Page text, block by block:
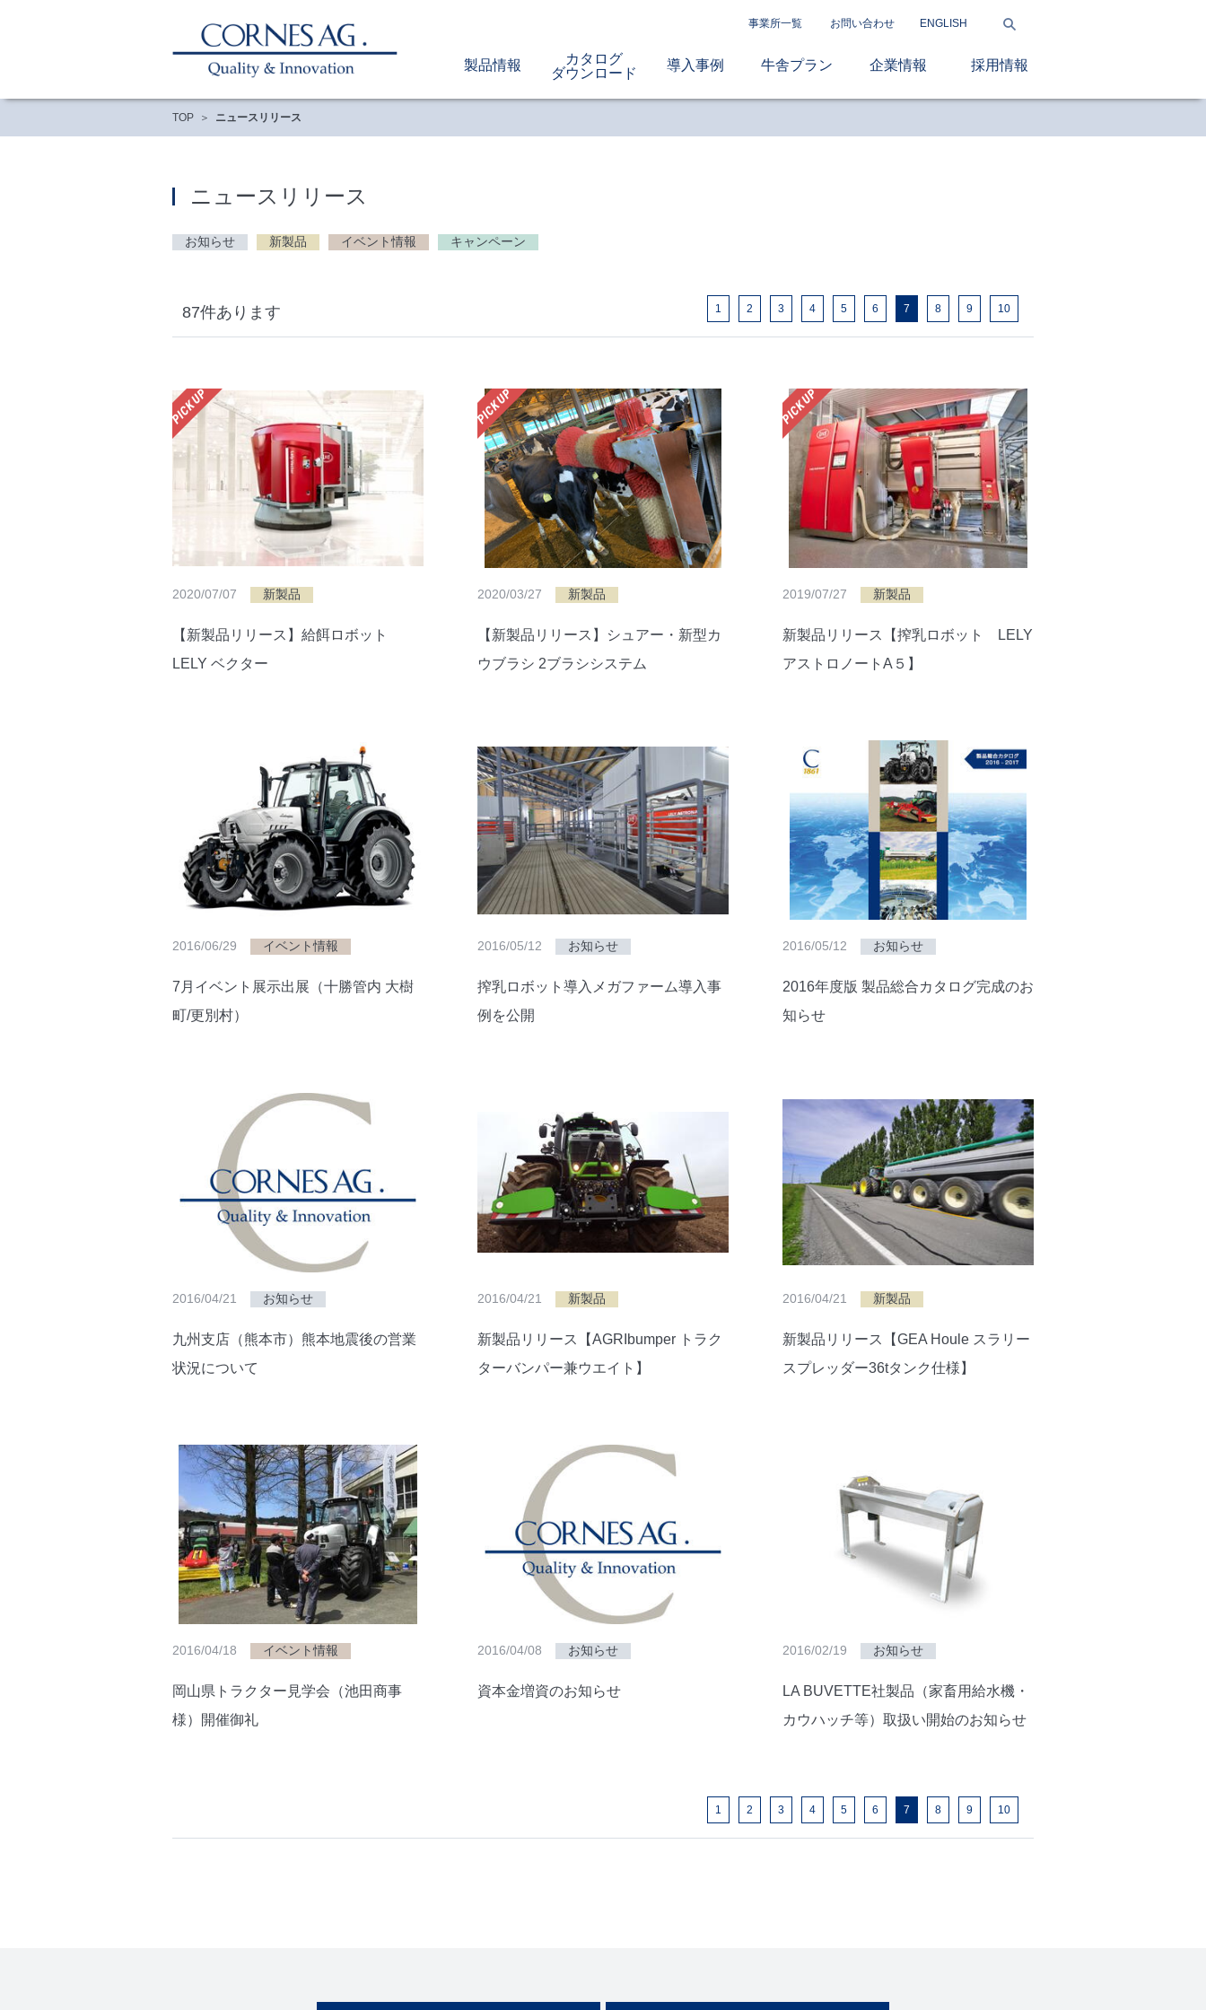
製品情報
カタログ
ダウンロード
導入事例 牛舎プラン 企業情報 採用情報
事業所一覧 お問い合わせ ENGLISH
TOP ニュースリリース
ニュースリリース
お知らせ 新製品 イベント情報 キャンペーン
87件あります 1 2 3 4 5 6 7 8 9 10
2020/07/07 新製品
【新製品リリース】給餌ロボット
LELY ベクター
2020/03/27 新製品
【新製品リリース】シュアー・新型カ
ウブラシ 2ブラシシステム
2019/07/27 新製品
新製品リリース【搾乳ロボット LELY
アストロノートA５】
2016/06/29 イベント情報
7月イベント展示出展（十勝管内 大樹
町/更別村）
2016/05/12 お知らせ
搾乳ロボット導入メガファーム導入事
例を公開
2016/05/12 お知らせ
2016年度版 製品総合カタログ完成のお
知らせ
2016/04/21 お知らせ
九州支店（熊本市）熊本地震後の営業
状況について
2016/04/21 新製品
新製品リリース【AGRIbumper トラク
ターバンパー兼ウエイト】
2016/04/21 新製品
新製品リリース【GEA Houle スラリー
スプレッダー36tタンク仕様】
2016/04/18 イベント情報
岡山県トラクター見学会（池田商事
様）開催御礼
2016/04/08 お知らせ
資本金増資のお知らせ
2016/02/19 お知らせ
LA BUVETTE社製品（家畜用給水機・
カウハッチ等）取扱い開始のお知らせ
1 2 3 4 5 6 7 8 9 10